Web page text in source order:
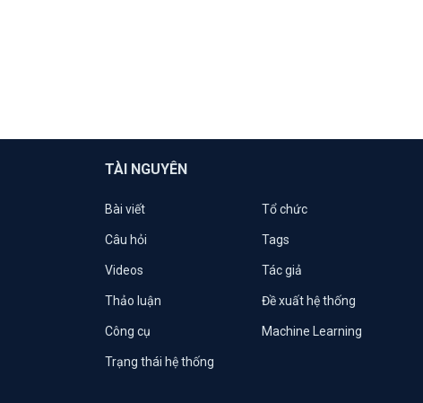
TÀI NGUYÊN
Bài viết Tổ chức
Câu hỏi Tags
Videos Tác giả
Thảo luận Đề xuất hệ thống
Công cụ Machine Learning
Trạng thái hệ thống